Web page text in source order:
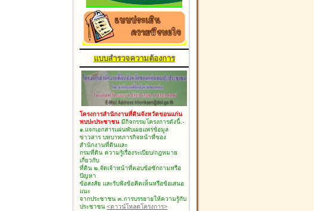
แบบสำรวจความต้องการ
โครงการสำนักงานที่ดินจังหวัดขอนแก่น
พบปะประชาชน มีกิจกรรมโครงการดังนี้.-
๑.แจกเอกสารแผ่นพับเผยแพร่ข้อมูล
ข่าวสาร บทบาทภารกิจหน้าที่ของ
สำนักงานที่ดินและ
กรมที่ดิน ความรู้เรื่องระเบียบ/กฎหมาย
เกี่ยวกับ
ที่ดิน ๒.จัดเจ้าหน้าที่ตอบข้อซักถามหรือ
ปัญหา
ข้อสงสัย และรับฟังข้อคิดเห็นหรือข้อเสนอ
แนะ
จากประชาชน ๓.การบรรยายให้ความรู้กับ
ประชาชน <ดาวน์โหลดโครงการ>